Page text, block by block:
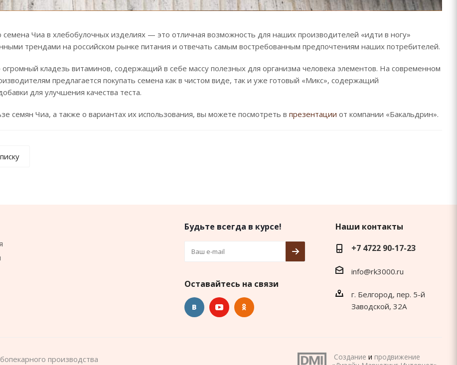
семена Чиа в хлебобулочных изделиях — это отличная возможность для наших производителей «идти в ногу»
трендами на российском рынке питания и отвечать самым востребованным предпочтениям наших потребителей.
кладезь витаминов, содержащий в себе массу полезных для организма человека элементов. На современном
предлагается покупать семена как в чистом виде, так и уже готовый «Микс», содержащий
для улучшения качества теста.
семян Чиа, а также о вариантах их использования, вы можете посмотреть в презентации от компании «Бакальдрин».
Будьте всегда в курсе!
Оставайтесь на связи
Наши контакты
+7 4722 90-17-23
info@rk3000.ru
г. Белгород, пер. 5-й
Заводской, 32А
производства Создание и продвижение